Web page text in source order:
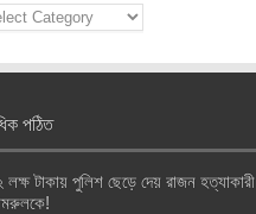
পঠিত
লক্ষ টাকায় পুলিশ ছেড়ে দেয় রাজন হত্যাকারী